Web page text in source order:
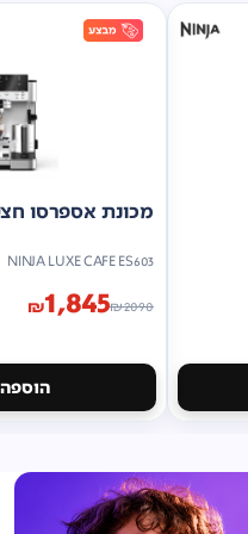
מכונת אספרסו
NINJA LUXE CAFE ES603
₪2090
₪1,845